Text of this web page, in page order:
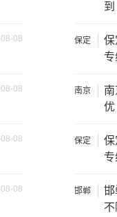
单价×公里，以上报价
装载重量
08
08
08
08
到
保定
保
专
南京
优
保定
保
专
邯郸
邯
不